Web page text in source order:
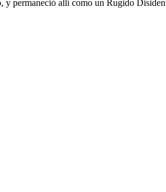
y permaneció allí como un Rugido